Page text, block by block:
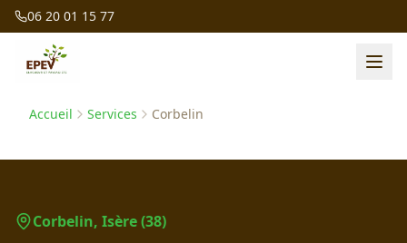
06 20 01 15 77
Accueil Services Corbelin
Corbelin, Isère (38)